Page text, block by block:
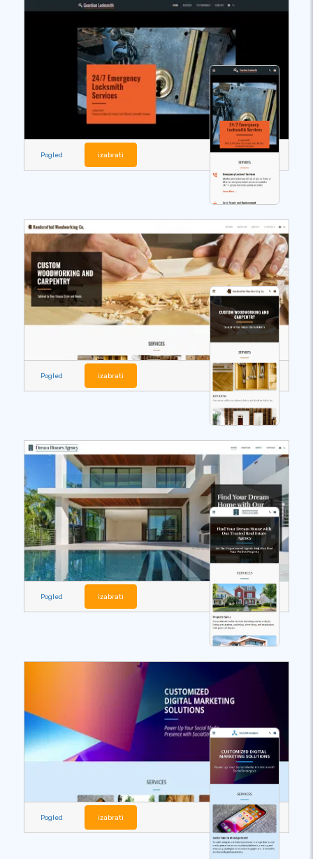
Pogled izabrati
Pogled izabrati
Pogled izabrati
Pogled izabrati